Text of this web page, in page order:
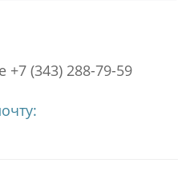
+7 (343) 288-79-59